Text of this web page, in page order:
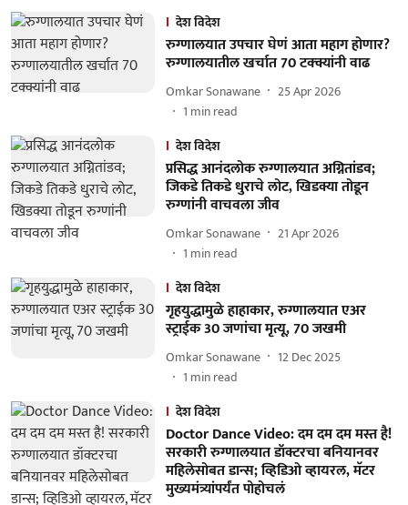
देश विदेश
रुग्णालयात उपचार घेणं आता महाग होणार?
रुग्णालयातील खर्चात 70 टक्क्यांनी वाढ
Omkar Sonawane
25 Apr 2026
1 min read
देश विदेश
प्रसिद्ध आनंदलोक रुग्णालयात अग्नितांडव;
जिकडे तिकडे धुराचे लोट, खिडक्या तोडून
रुग्णांनी वाचवला जीव
Omkar Sonawane
21 Apr 2026
1 min read
देश विदेश
गृहयुद्धामुळे हाहाकार, रुग्णालयात एअर
स्ट्राईक 30 जणांचा मृत्यू, 70 जखमी
Omkar Sonawane
12 Dec 2025
1 min read
देश विदेश
Doctor Dance Video: दम दम दम मस्त है!
सरकारी रुग्णालयात डॉक्टरचा बनियानवर
महिलेसोबत डान्स; व्हिडिओ व्हायरल, मॅटर
मुख्यमंत्र्यांपर्यंत पोहोचलं